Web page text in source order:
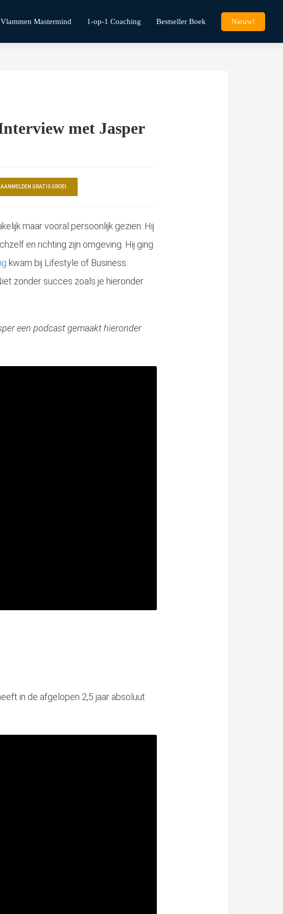
Mastermind 1-op-1 Coaching Bestseller Boek Nieuw!
met Jasper
AANMELDEN GRATIS GROEI
maar vooral persoonlijk gezien. Hij
en richting zijn omgeving. Hij ging
kwam bij Lifestyle of Business.
zonder succes zoals je hieronder
een podcast gemaakt hieronder
in de afgelopen 2,5 jaar absoluut